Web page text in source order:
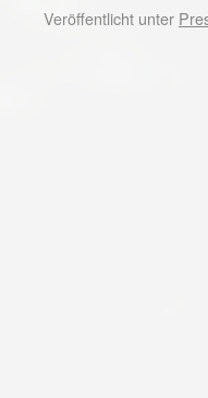
Veröffentlicht unter